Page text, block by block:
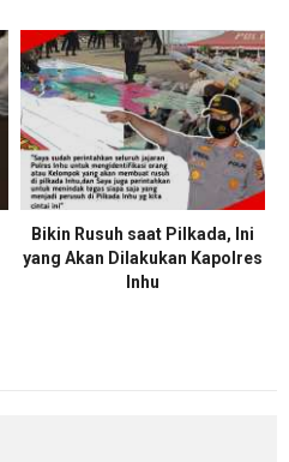
Bikin Rusuh saat Pilkada, Ini
yang Akan Dilakukan Kapolres
Inhu